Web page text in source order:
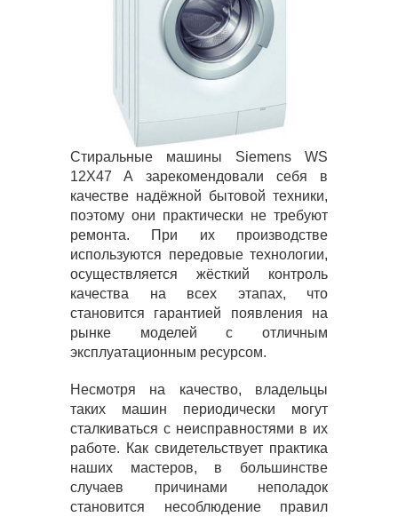
Стиральные машины Siemens WS
12X47 A зарекомендовали себя в
качестве надёжной бытовой техники,
поэтому они практически не требуют
ремонта. При их производстве
используются передовые технологии,
осуществляется жёсткий контроль
качества на всех этапах, что
становится гарантией появления на
рынке моделей с отличным
эксплуатационным ресурсом.
Несмотря на качество, владельцы
таких машин периодически могут
сталкиваться с неисправностями в их
работе. Как свидетельствует практика
наших мастеров, в большинстве
случаев причинами неполадок
становится несоблюдение правил